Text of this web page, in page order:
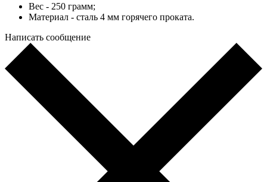
Вес - 250 грамм;
Материал - сталь 4 мм горячего проката.
Написать сообщение